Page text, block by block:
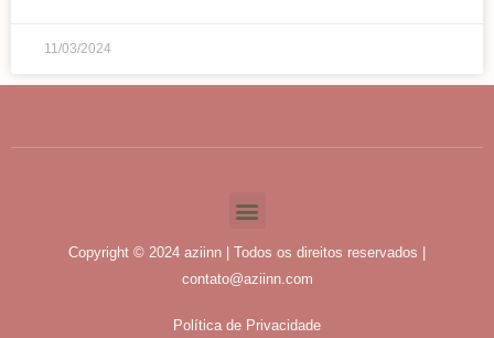
11/03/2024
Copyright © 2024 aziinn | Todos os direitos reservados |
contato@aziinn.com
Política de Privacidade